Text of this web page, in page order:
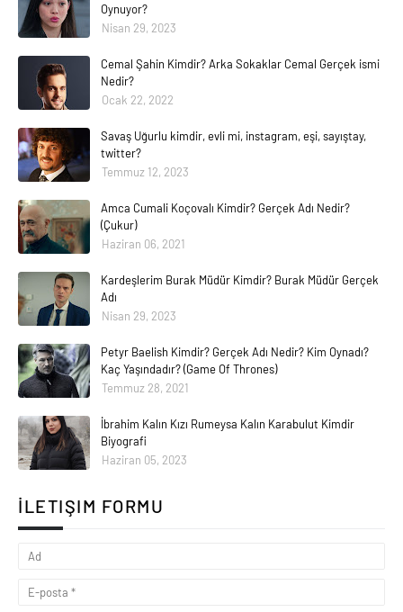
Oynuyor?
Nisan 29, 2023
Cemal Şahin Kimdir? Arka Sokaklar Cemal Gerçek ismi
Nedir?
Ocak 22, 2022
Savaş Uğurlu kimdir, evli mi, instagram, eşi, sayıştay,
twitter?
Temmuz 12, 2023
Amca Cumali Koçovalı Kimdir? Gerçek Adı Nedir?
(Çukur)
Haziran 06, 2021
Kardeşlerim Burak Müdür Kimdir? Burak Müdür Gerçek
Adı
Nisan 29, 2023
Petyr Baelish Kimdir? Gerçek Adı Nedir? Kim Oynadı?
Kaç Yaşındadır? (Game Of Thrones)
Temmuz 28, 2021
İbrahim Kalın Kızı Rumeysa Kalın Karabulut Kimdir
Biyografi
Haziran 05, 2023
İLETIŞIM FORMU